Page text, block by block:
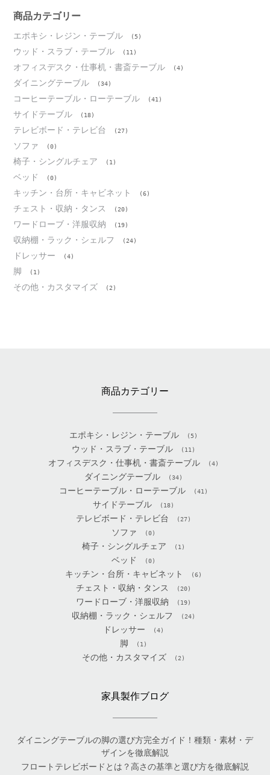
ブ
商品カテゴリー
エポキシ・レジン・テーブル (5)
ウッド・スラブ・テーブル (11)
オフィスデスク・仕事机・書斎テーブル (4)
ダイニングテーブル (34)
コーヒーテーブル・ローテーブル (41)
サイドテーブル (18)
テレビボード・テレビ台 (27)
ソファ (0)
椅子・シングルチェア (1)
ベッド (0)
キッチン・台所・キャビネット (6)
チェスト・収納・タンス (20)
ワードローブ・洋服収納 (19)
収納棚・ラック・シェルフ (24)
ドレッサー (4)
脚 (1)
その他・カスタマイズ (2)
商品カテゴリー
エポキシ・レジン・テーブル (5)
ウッド・スラブ・テーブル (11)
オフィスデスク・仕事机・書斎テーブル (4)
ダイニングテーブル (34)
コーヒーテーブル・ローテーブル (41)
サイドテーブル (18)
テレビボード・テレビ台 (27)
ソファ (0)
椅子・シングルチェア (1)
ベッド (0)
キッチン・台所・キャビネット (6)
チェスト・収納・タンス (20)
ワードローブ・洋服収納 (19)
収納棚・ラック・シェルフ (24)
ドレッサー (4)
脚 (1)
その他・カスタマイズ (2)
家具製作ブログ
ダイニングテーブルの脚の選び方完全ガイド！種類・素材・デ
ザインを徹底解説
フロートテレビボードとは？高さの基準と選び方を徹底解説